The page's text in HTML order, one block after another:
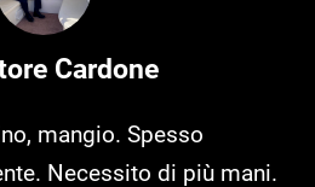
Cardone
mangio. Spesso
Necessito di più mani.